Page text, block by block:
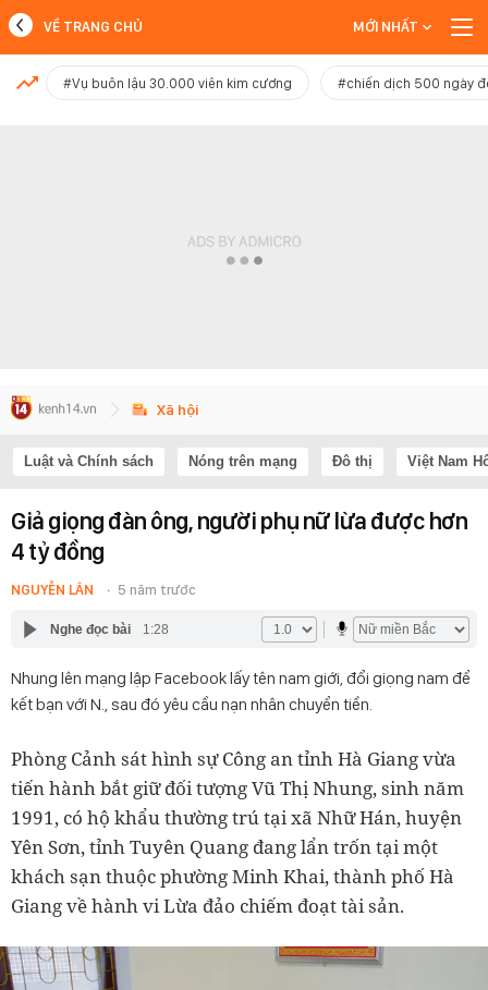
MỚI NHẤT
VỀ TRANG CHỦ MỚI NHẤT
#Vụ buôn lậu 30.000 viên kim cương #chiến dịch 500 ngày
Xã hội
Luật và Chính sách Nóng trên mạng Đô thị Việt Nam
Giả giọng đàn ông, người phụ nữ lừa được hơn
4 tỷ đồng
NGUYỄN LÂN 5 năm trước
Nghe đọc bài 1:28
Nhung lên mạng lập Facebook lấy tên nam giới, đổi giọng nam để
kết bạn với N., sau đó yêu cầu nạn nhân chuyển tiền.
Phòng Cảnh sát hình sự Công an tỉnh Hà Giang vừa
tiến hành bắt giữ đối tượng Vũ Thị Nhung, sinh năm
1991, có hộ khẩu thường trú tại xã Nhữ Hán, huyện
Yên Sơn, tỉnh Tuyên Quang đang lẩn trốn tại một
khách sạn thuộc phường Minh Khai, thành phố Hà
Giang về hành vi Lừa đảo chiếm đoạt tài sản.